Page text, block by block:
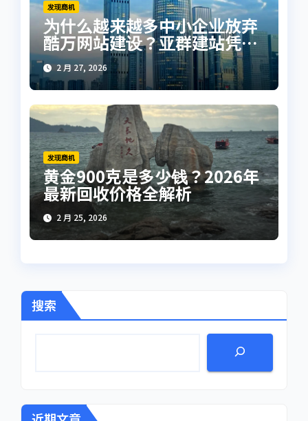
发现商机
为什么越来越多中小企业放弃
酷万网站建设？亚群建站凭这
3点赢口碑！
2 月 27, 2026
发现商机
黄金900克是多少钱？2026年
最新回收价格全解析
2 月 25, 2026
搜索